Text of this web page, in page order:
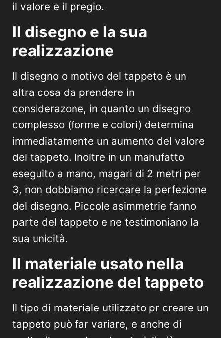
il valore e il pregio.
Il disegno e la sua
realizzazione
Il disegno o motivo del tappeto è un
altra cosa da prendere in
considerazone, in quanto un disegno
complesso (forme e colori) determina
immediatamente un aumento del valore
del tappeto. Inoltre in un manufatto
eseguito a mano, magari di 2 metri per
3, non dobbiamo ricercare la perfezione
del disegno. Piccole asimmetrie fanno
parte del tappeto e ne testimoniano la
sua unicità.
Il materiale usato nella
realizzazione del tappeto
Il tipo di materiale utilizzato pr creare un
tappeto può far variare, e anche di